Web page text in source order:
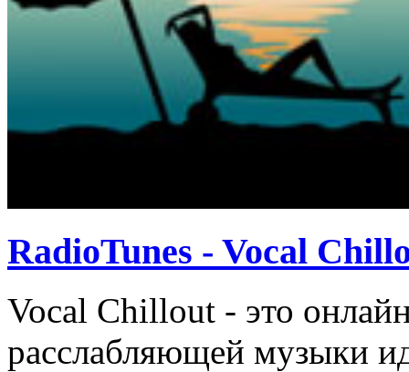
RadioTunes - Vocal
Vocal Chillout - это
расслабляющей музыки